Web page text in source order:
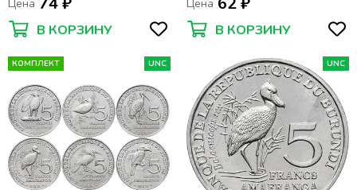
Цена
В КОРЗИНУ
Цена
В КОРЗИНУ
КОМПЛЕКТ UNC UNC